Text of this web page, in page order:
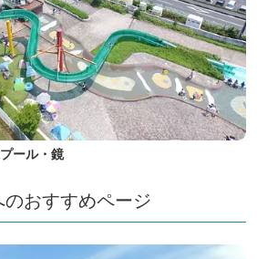
ール・鏡
おすすめページ